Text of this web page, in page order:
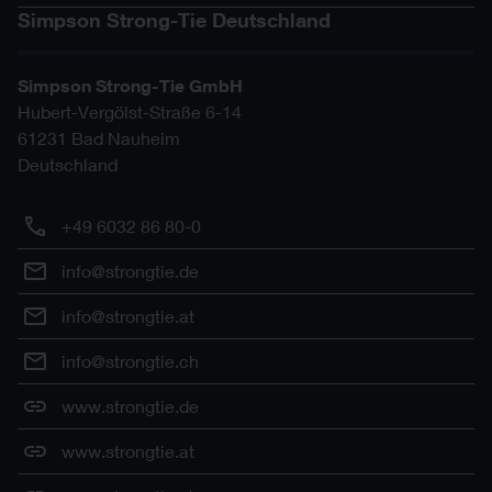
Simpson Strong-Tie Deutschland
Simpson Strong-Tie GmbH
Hubert-Vergölst-Straße 6-14
61231 Bad Nauheim
Deutschland
+49 6032 86 80-0
info@strongtie.de
info@strongtie.at
info@strongtie.ch
www.strongtie.de
www.strongtie.at